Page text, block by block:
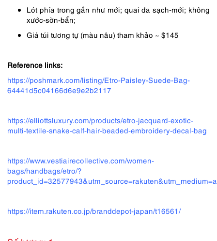
Lót phía trong gần như mới; quai da sạch-mới; không
xước-sờn-bẩn;
Giá túi tương tự (màu nâu) tham khảo ~ $145
Reference links:
https://poshmark.com/listing/Etro-Paisley-Suede-Bag-
64441d5c04166d6e9e2b2117
https://elliottsluxury.com/products/etro-jacquard-exotic-
multi-textile-snake-calf-hair-beaded-embroidery-decal-bag
https://www.vestiairecollective.com/women-
bags/handbags/etro/?
https://item.rakuten.co.jp/branddepot-japan/t16561/